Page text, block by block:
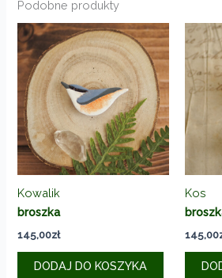
Podobne produkty
Kowalik
broszka
145,00zł
DODAJ DO KOSZYKA
Kos
145,00